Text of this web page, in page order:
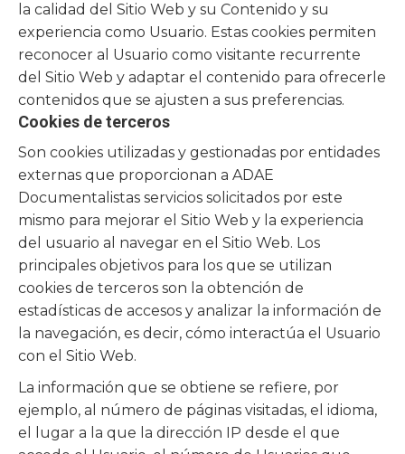
la calidad del Sitio Web y su Contenido y su
experiencia como Usuario. Estas cookies permiten
reconocer al Usuario como visitante recurrente
del Sitio Web y adaptar el contenido para ofrecerle
contenidos que se ajusten a sus preferencias.
Cookies de terceros
Son cookies utilizadas y gestionadas por entidades
externas que proporcionan a ADAE
Documentalistas servicios solicitados por este
mismo para mejorar el Sitio Web y la experiencia
del usuario al navegar en el Sitio Web. Los
principales objetivos para los que se utilizan
cookies de terceros son la obtención de
estadísticas de accesos y analizar la información de
la navegación, es decir, cómo interactúa el Usuario
con el Sitio Web.
La información que se obtiene se refiere, por
ejemplo, al número de páginas visitadas, el idioma,
el lugar a la que la dirección IP desde el que